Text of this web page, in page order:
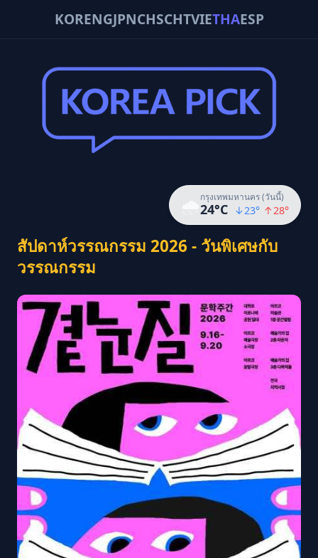
KORENGJPNCHSCHTVIETHAESP
กรุงเทพมหานคร (วันนี้)
24°C ↓23° ↑28°
สัปดาห์วรรณกรรม 2026 - วันพิเศษกับ
วรรณกรรม